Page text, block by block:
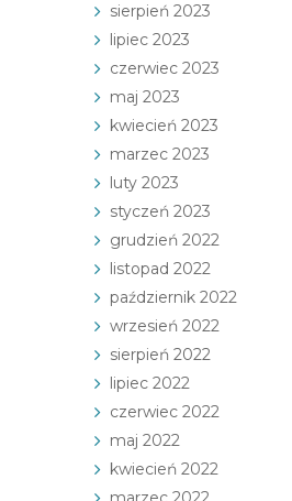
sierpień 2023
lipiec 2023
czerwiec 2023
maj 2023
kwiecień 2023
marzec 2023
luty 2023
styczeń 2023
grudzień 2022
listopad 2022
październik 2022
wrzesień 2022
sierpień 2022
lipiec 2022
czerwiec 2022
maj 2022
kwiecień 2022